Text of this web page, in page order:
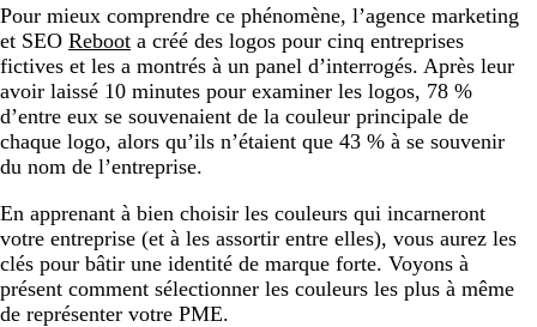
Pour mieux comprendre ce phénomène, l’agence marketing
et SEO Reboot a créé des logos pour cinq entreprises
fictives et les a montrés à un panel d’interrogés. Après leur
avoir laissé 10 minutes pour examiner les logos, 78 %
d’entre eux se souvenaient de la couleur principale de
chaque logo, alors qu’ils n’étaient que 43 % à se souvenir
du nom de l’entreprise.
En apprenant à bien choisir les couleurs qui incarneront
votre entreprise (et à les assortir entre elles), vous aurez les
clés pour bâtir une identité de marque forte. Voyons à
présent comment sélectionner les couleurs les plus à même
de représenter votre PME.
5. Appliquez toutes ces notions.
Glossaire des couleurs